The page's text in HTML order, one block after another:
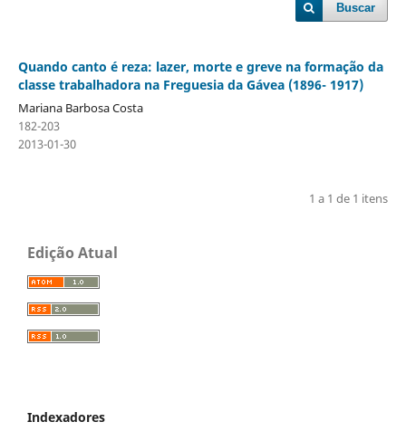
Buscar
Quando canto é reza: lazer, morte e greve na formação da
classe trabalhadora na Freguesia da Gávea (1896- 1917)
Mariana Barbosa Costa
182-203
2013-01-30
1 a 1 de 1 itens
Edição Atual
Indexadores